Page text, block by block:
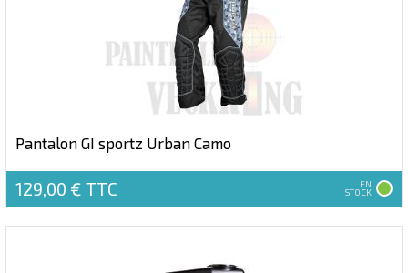
Pantalon GI sportz Urban Camo
129,00 € TTC EN
STOCK